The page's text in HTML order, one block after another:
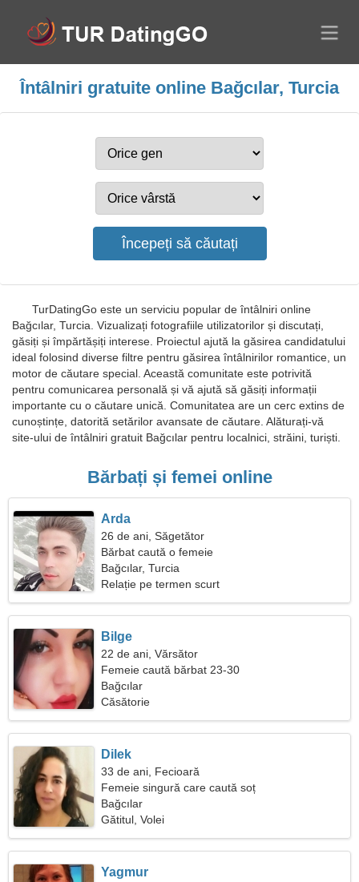
Întâlniri gratuite online Bağcılar, Turcia
TurDatingGo este un serviciu popular de întâlniri online
Bağcılar, Turcia. Vizualizați fotografiile utilizatorilor și discutați,
găsiți și împărtășiți interese. Proiectul ajută la găsirea candidatului
ideal folosind diverse filtre pentru găsirea întâlnirilor romantice, un
motor de căutare special. Această comunitate este potrivită
pentru comunicarea personală și vă ajută să găsiți informații
importante cu o căutare unică. Comunitatea are un cerc extins de
cunoștințe, datorită setărilor avansate de căutare. Alăturați-vă
site-ului de întâlniri gratuit Bağcılar pentru localnici, străini, turiști.
Bărbați și femei online
Arda
26 de ani, Săgetător
Bărbat caută o femeie
Bağcılar, Turcia
Relație pe termen scurt
Bilge
22 de ani, Vărsător
Femeie caută bărbat 23-30
Bağcılar
Căsătorie
Dilek
33 de ani, Fecioară
Femeie singură care caută soț
Bağcılar
Gătitul, Volei
Yagmur